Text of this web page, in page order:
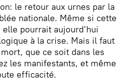
le retour aux urnes par la
nationale. Même si cette
pourrait aujourd’hui
à la crise. Mais il faut
que ce soit dans les
les manifestants, et même
efficacité.